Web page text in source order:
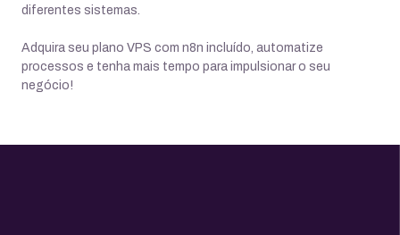
diferentes sistemas.
Adquira seu plano VPS com n8n incluído, automatize
processos e tenha mais tempo para impulsionar o seu
negócio!